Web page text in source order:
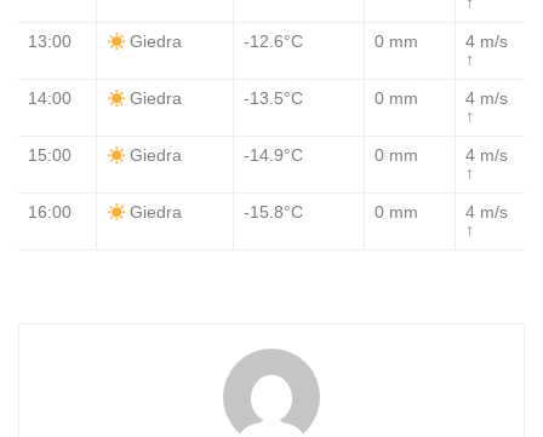
13:00 Giedra -12.6°C 0 mm
4 m/s
↑
14:00 Giedra -13.5°C 0 mm
4 m/s
↑
15:00 Giedra -14.9°C 0 mm
4 m/s
↑
16:00 Giedra -15.8°C 0 mm
4 m/s
↑